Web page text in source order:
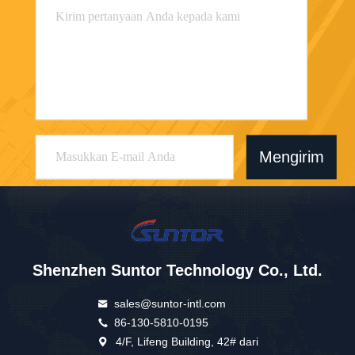
Mengirim
Shenzhen Suntor Technology Co., Ltd.
sales@suntor-intl.com
86-130-5810-0195
4/F, Lifeng Building, 42# dari